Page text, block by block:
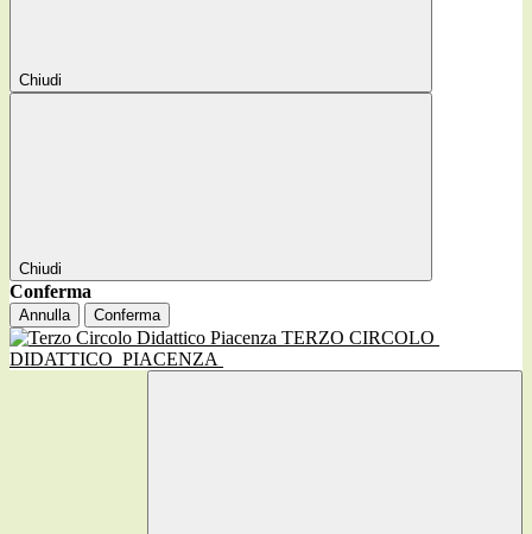
Chiudi
Chiudi
Conferma
Annulla Conferma
TERZO CIRCOLO
DIDATTICO PIACENZA